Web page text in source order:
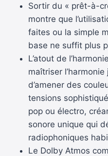
Sortir du « prêt-à-
montre que
faites ou la simple
base ne suffit plus
L’atout de
maîtriser
d’amener des
tensions
pop ou électro,
sonore unique qui
radiophoniques
Le Dolby Atmos